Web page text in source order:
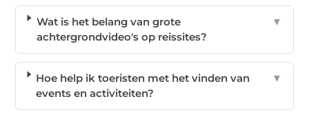
Wat is het belang van grote
achtergrondvideo's op reissites?
▼
Hoe help ik toeristen met het vinden van
events en activiteiten?
▼